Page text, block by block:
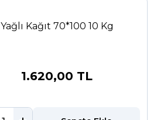
Yağlı Kağıt 70*100 10 Kg
1.620,00 TL